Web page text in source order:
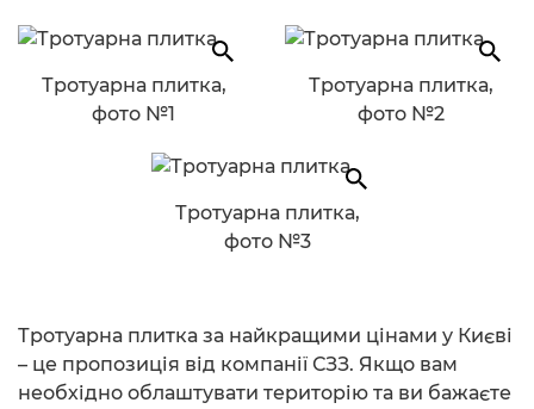
Тротуарна плитка,
фото №1
Тротуарна плитка,
фото №2
Тротуарна плитка,
фото №3
Тротуарна плитка за найкращими цінами у Києві
– це пропозиція від компанії СЗЗ. Якщо вам
необхідно облаштувати територію та ви бажаєте